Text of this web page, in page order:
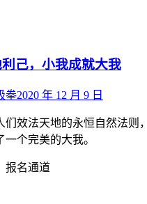
己，小我成就大我
拳2020 年 12 月 9 日
们效法天地的永恒自然法
个完美的大我。
报名通道